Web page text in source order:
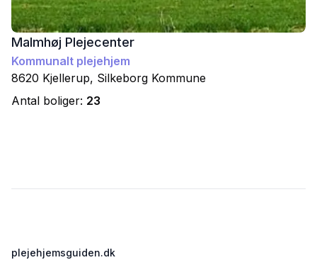
Malmhøj Plejecenter
Kommunalt plejehjem
8620 Kjellerup, Silkeborg Kommune
Antal boliger: 23
plejehjemsguiden.dk